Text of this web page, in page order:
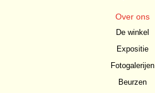
Over ons
De winkel
Expositie
Fotogalerijen
Beurzen